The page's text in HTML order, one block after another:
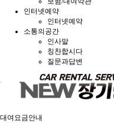
인터넷예약
인터넷예약
소통의공간
인사말
칭찬합시다
질문과답변
대여요금안내